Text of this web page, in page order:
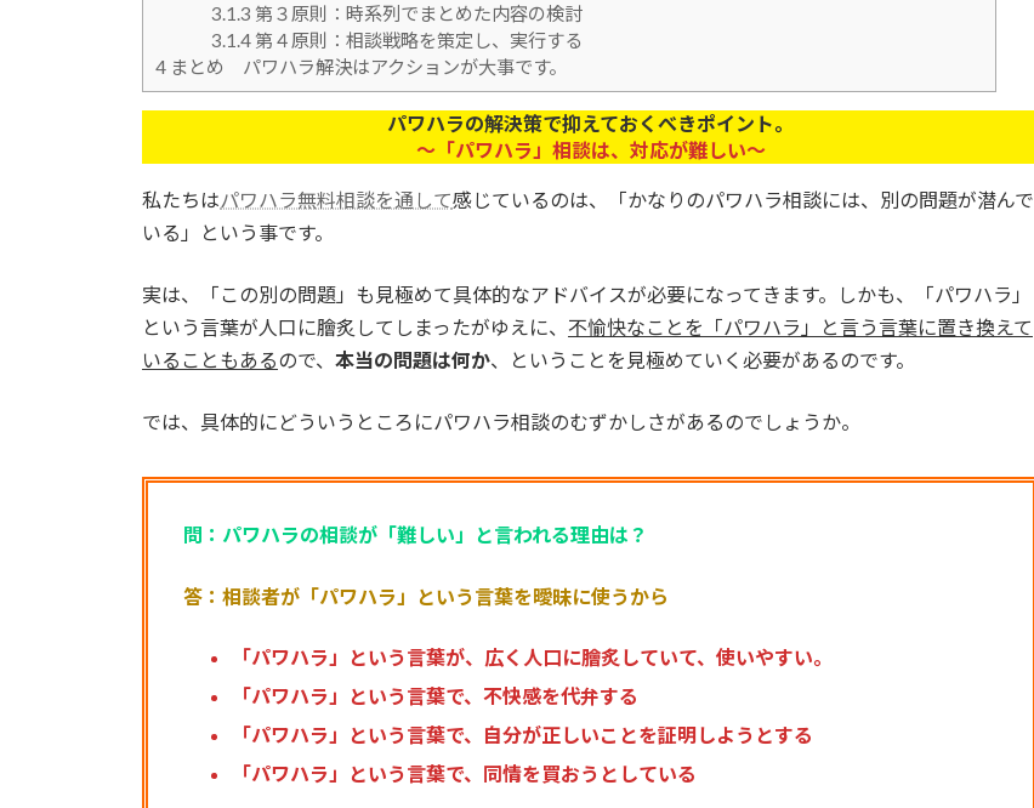
3.1.3 第３原則：時系列でまとめた内容の検討
3.1.4第４原則：相談戦略を策定し、実行する
4 まとめ パワハラ解決はアクションが大事です。
パワハラの解決策で抑えておくべきポイント。
～「パワハラ」相談は、対応が難しい～
私たちはパワハラ無料相談を通して感じているのは、「かなりのパワハラ相談には、別の問題が潜んで
いる」という事です。
実は、「この別の問題」も見極めて具体的なアドバイスが必要になってきます。しかも、「パワハラ」
という言葉が人口に膾炙してしまったがゆえに、 不愉快なことを「パワハラ」と言う言葉に置き換えて
いることもあるので、 本当の問題は何か、ということを見極めていく必要があるのです。
では、具体的にどういうところにパワハラ相談のむずかしさがあるのでしょうか。
問：パワハラの相談が「難しい」と言われる理由は？
答：相談者が「パワハラ」という言葉を曖昧に使うから
「パワハラ」という言葉が、広く人口に膾炙していて、使いやすい。
「パワハラ」という言葉で、不快感を代弁する
「パワハラ」という言葉で、自分が正しいことを証明しようとする
「パワハラ」という言葉で、同情を買おうとしている